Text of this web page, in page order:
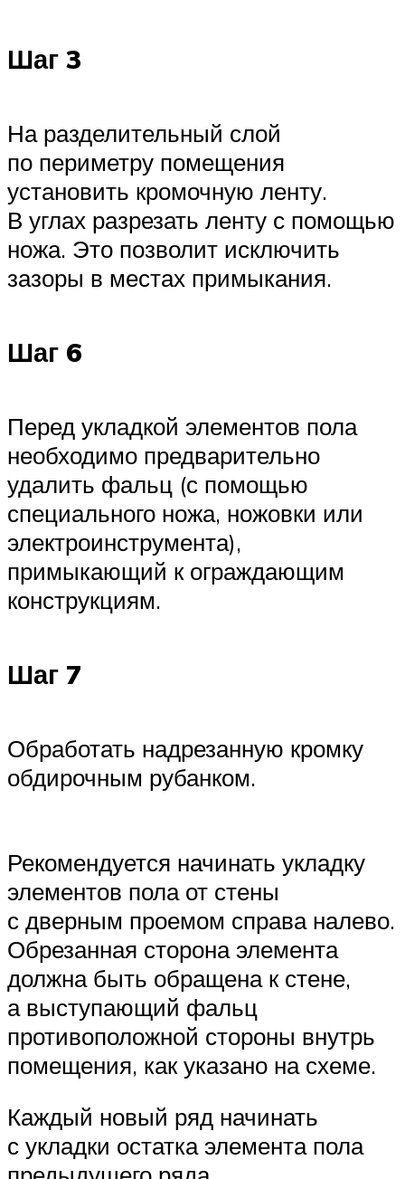
Шаг 3
На разделительный слой
по периметру помещения
установить кромочную ленту.
В углах разрезать ленту с помощью
ножа. Это позволит исключить
зазоры в местах примыкания.
Шаг 6
Перед укладкой элементов пола
необходимо предварительно
удалить фальц (с помощью
специального ножа, ножовки или
электроинструмента),
примыкающий к ограждающим
конструкциям.
Шаг 7
Обработать надрезанную кромку
обдирочным рубанком.
Рекомендуется начинать укладку
элементов пола от стены
с дверным проемом справа налево.
Обрезанная сторона элемента
должна быть обращена к стене,
а выступающий фальц
противоположной стороны внутрь
помещения, как указано на схеме.
Каждый новый ряд начинать
с укладки остатка элемента пола